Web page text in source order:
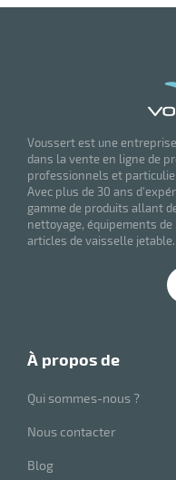
Voussert est une
dans la vente en ligne de
professionnels et
Avec plus de 30 ans
gamme de produits allant
nettoyage, équipements
articles de vaisselle jetable.
à propos de
Qui sommes-nous ?
Nous contacter
Blog